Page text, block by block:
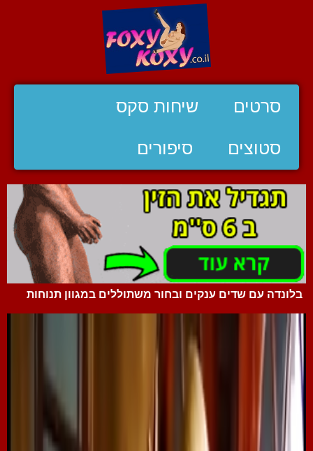
סרטים שיחות סקס
סטוצים סיפורים
בלונדה עם שדים ענקים ובחור משתוללים במגוון תנוחות